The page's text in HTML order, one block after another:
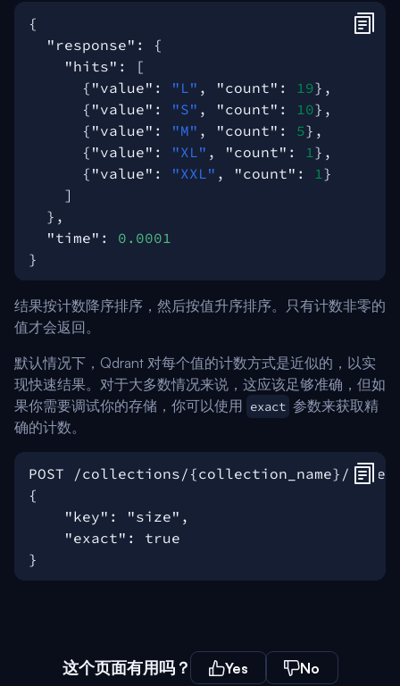
{
"response" :
{
"hits" :
[
{ "value" : "L" , "count" : 19},
{ "value" : "S" , "count" : 10},
{ "value" : "M" , "count" : 5},
{ "value" : "XL" , "count" : 1},
{ "value" : "XXL" , "count" : 1}
]
},
"time" :
0.0001
}
结果按计数降序排序，然后按值升序排序。只有计数非零的
值才会返回。
默认情况下，Qdrant 对每个值的计数方式是近似的，以实
现快速结果。对于大多数情况来说，这应该足够准确，但如
果你需要调试你的存储，你可以使用
exact 参数来获取精
确的计数。
这个页面有用吗？ Yes No